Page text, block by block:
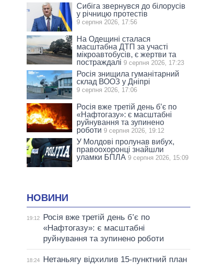
Сибіга звернувся до білорусів
у річницю протестів
9 серпня 2026, 17:56
На Одещині сталася
масштабна ДТП за участі
мікроавтобусів, є жертви та
постраждалі 9 серпня 2026, 17:23
Росія знищила гуманітарний
склад ВООЗ у Дніпрі
9 серпня 2026, 17:06
Росія вже третій день б’є по
«Нафтогазу»: є масштабні
руйнування та зупинено
роботи 9 серпня 2026, 19:12
У Молдові пролунав вибух,
правоохоронці знайшли
уламки БПЛА 9 серпня 2026, 15:09
НОВИНИ
19:12
Росія вже третій день б’є по
«Нафтогазу»: є масштабні
руйнування та зупинено роботи
18:24
Нетаньягу відхилив 15-пунктний план